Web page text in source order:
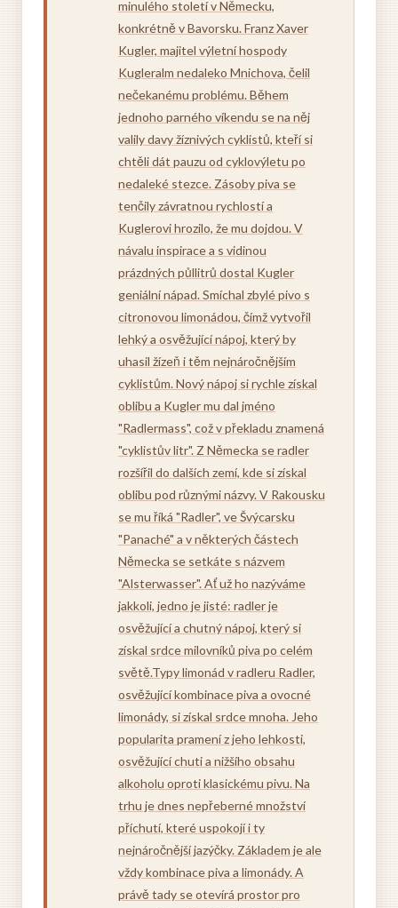
minulého století v Německu,
konkrétně v Bavorsku. Franz Xaver
Kugler, majitel výletní hospody
Kugleralm nedaleko Mnichova, čelil
nečekanému problému. Během
jednoho parného víkendu se na něj
valily davy žíznivých cyklistů, kteří si
chtěli dát pauzu od cyklovýletu po
nedaleké stezce. Zásoby piva se
tenčily závratnou rychlostí a
Kuglerovi hrozilo, že mu dojdou. V
návalu inspirace a s vidinou
prázdných půllitrů dostal Kugler
geniální nápad. Smíchal zbylé pivo s
citronovou limonádou, čímž vytvořil
lehký a osvěžující nápoj, který by
uhasil žízeň i těm nejnáročnějším
cyklistům. Nový nápoj si rychle získal
oblibu a Kugler mu dal jméno
"Radlermass", což v překladu znamená
"cyklistův litr". Z Německa se radler
rozšířil do dalších zemí, kde si získal
oblibu pod různými názvy. V Rakousku
se mu říká "Radler", ve Švýcarsku
"Panaché" a v některých částech
Německa se setkáte s názvem
"Alsterwasser". Ať už ho nazýváme
jakkoli, jedno je jisté: radler je
osvěžující a chutný nápoj, který si
získal srdce milovníků piva po celém
světě.Typy limonád v radleru Radler,
osvěžující kombinace piva a ovocné
limonády, si získal srdce mnoha. Jeho
popularita pramení z jeho lehkosti,
osvěžující chuti a nižšího obsahu
alkoholu oproti klasickému pivu. Na
trhu je dnes nepřeberné množství
příchutí, které uspokojí i ty
nejnáročnější jazýčky. Základem je ale
vždy kombinace piva a limonády. A
právě tady se otevírá prostor pro